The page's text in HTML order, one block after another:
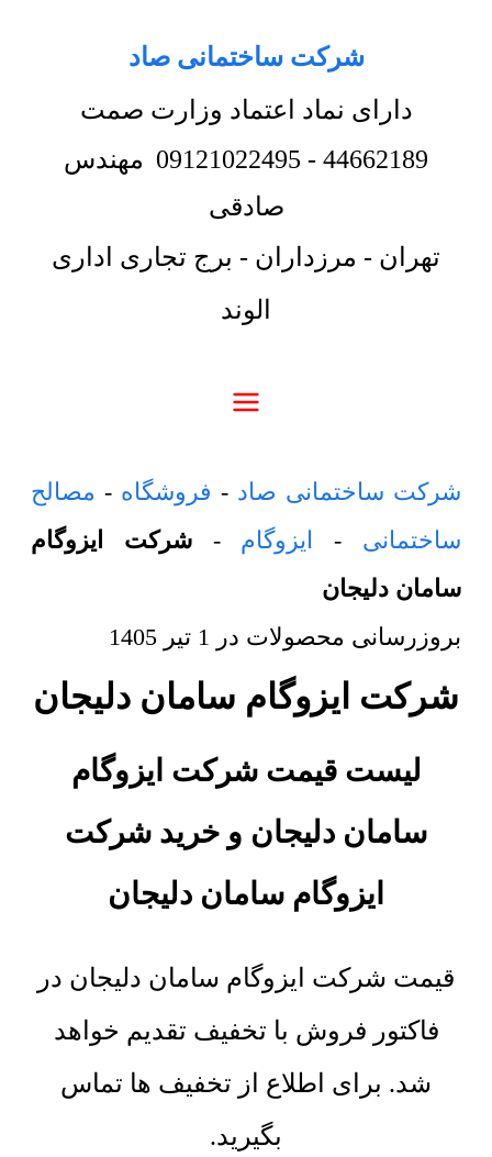
شرکت ساختمانی صاد
دارای نماد اعتماد وزارت صمت
44662189
-
09121022495 مهندس
صادقی
تهران - مرزداران - برج تجاری اداری
الوند
شرکت ساختمانی صاد - فروشگاه - مصالح
ساختمانی - ایزوگام -شرکت ایزوگام
سامان دلیجان
بروزرسانی محصولات در 1 تیر 1405
شرکت ایزوگام سامان دلیجان
لیست قیمت شرکت ایزوگام
سامان دلیجان و خرید شرکت
ایزوگام سامان دلیجان
قیمت شرکت ایزوگام سامان دلیجان در
فاکتور فروش با تخفیف تقدیم خواهد
شد. برای اطلاع از تخفیف ها تماس
بگیرید.